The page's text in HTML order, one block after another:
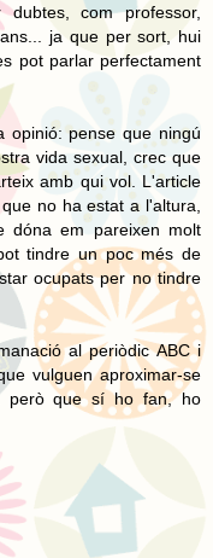
com professor,
ja que per sort, hui
pot parlar perfectament
opinió: pense que ningú
vida sexual, crec que
amb qui vol. L'article
no ha estat a l'altura,
dóna em pareixen molt
tindre un poc més de
ocupats per no tindre
al periòdic ABC i
vulguen aproximar-se
però que sí ho fan, ho